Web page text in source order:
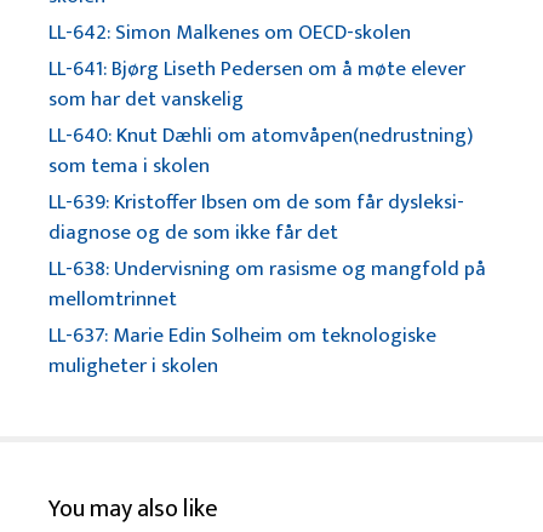
LL-642: Simon Malkenes om OECD-skolen
LL-641: Bjørg Liseth Pedersen om å møte elever
som har det vanskelig
LL-640: Knut Dæhli om atomvåpen(nedrustning)
som tema i skolen
LL-639: Kristoffer Ibsen om de som får dysleksi-
diagnose og de som ikke får det
LL-638: Undervisning om rasisme og mangfold på
mellomtrinnet
LL-637: Marie Edin Solheim om teknologiske
muligheter i skolen
You may also like